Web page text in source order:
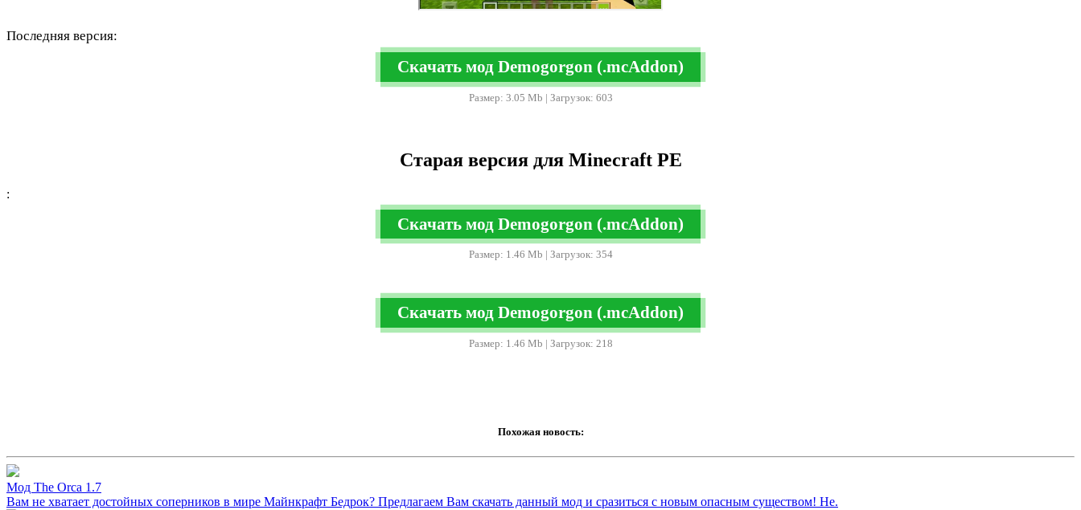
Последняя версия:
Скачать мод Demogorgon (.mcAddon)
Размер: 3.05 Mb | Загрузок: 603
Старая версия для Minecraft PE
:
Скачать мод Demogorgon (.mcAddon)
Размер: 1.46 Mb | Загрузок: 354
Скачать мод Demogorgon (.mcAddon)
Размер: 1.46 Mb | Загрузок: 218
Похожая новость:
Мод The Orca 1.7
Вам не хватает достойных соперников в мире Майнкрафт Бедрок? Предлагаем Вам скачать данный мод и сразиться с новым опасным существом! Не.